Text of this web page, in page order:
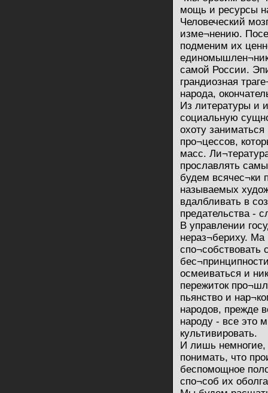
мощь и ресурсы
Человеческий
изме¬нению.
подменим их
самой России.
грандиозная
народа,
Из литературы и
социальную
охоту
про¬цессов,
масс.
прославлять
будем всячес¬ки
называемых
вдалбливать в
предательства -
В управлении
нераз¬бериху.
спо¬собствовать
осмеиваться и
пережиток
пьянство и
народов, прежде
народу - все это
культивировать.
И лишь немногие,
понимать, что
беспомощное
спо¬соб их